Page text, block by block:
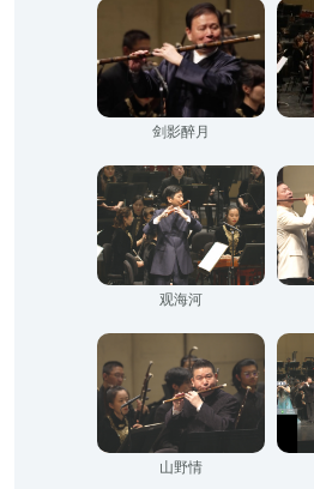
剑影醉月
观海河
山野情